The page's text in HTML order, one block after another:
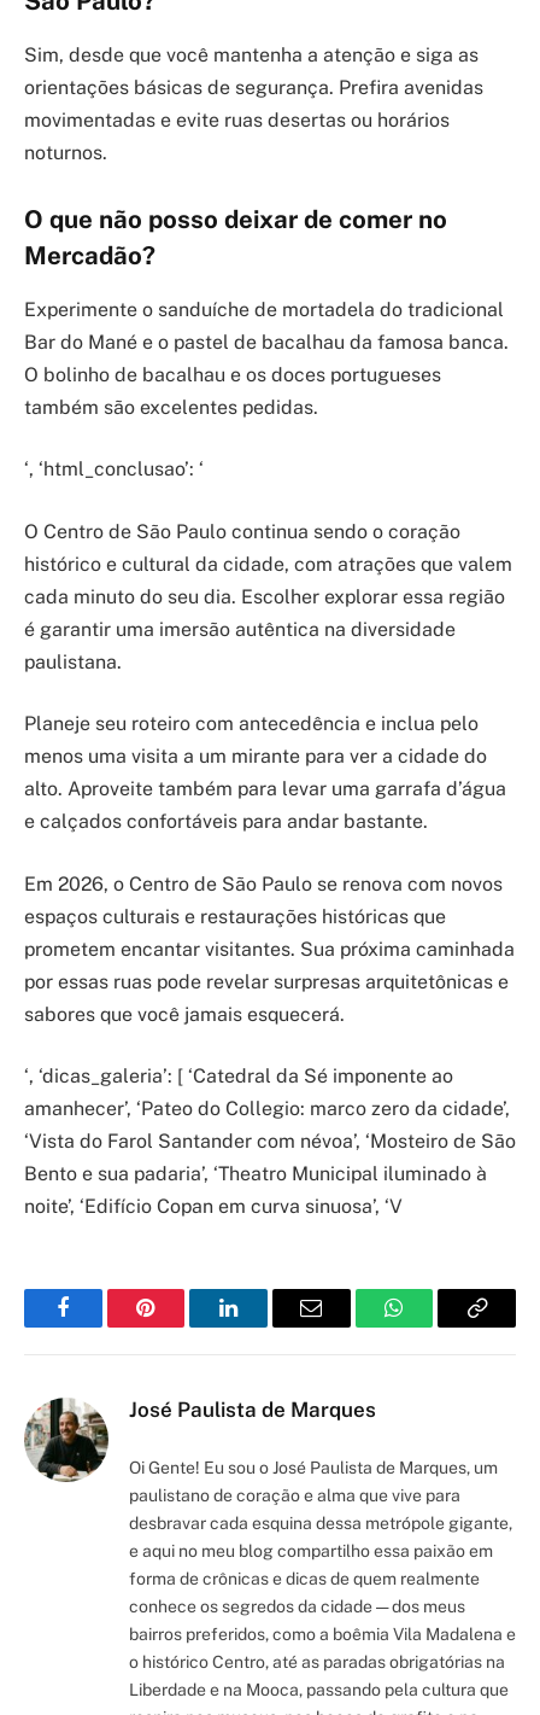
Sim, desde que você mantenha a atenção e siga as
orientações básicas de segurança. Prefira avenidas
movimentadas e evite ruas desertas ou horários
noturnos.
O que não posso deixar de comer no
Mercadão?
Experimente o sanduíche de mortadela do tradicional
Bar do Mané e o pastel de bacalhau da famosa banca.
O bolinho de bacalhau e os doces portugueses
também são excelentes pedidas.
‘, ‘html_conclusao’: ‘
O Centro de São Paulo continua sendo o coração
histórico e cultural da cidade, com atrações que valem
cada minuto do seu dia. Escolher explorar essa região
é garantir uma imersão autêntica na diversidade
paulistana.
Planeje seu roteiro com antecedência e inclua pelo
menos uma visita a um mirante para ver a cidade do
alto. Aproveite também para levar uma garrafa d’água
e calçados confortáveis para andar bastante.
Em 2026, o Centro de São Paulo se renova com novos
espaços culturais e restaurações históricas que
prometem encantar visitantes. Sua próxima caminhada
por essas ruas pode revelar surpresas arquitetônicas e
sabores que você jamais esquecerá.
‘, ‘dicas_galeria’: [ ‘Catedral da Sé imponente ao
amanhecer’, ‘Pateo do Collegio: marco zero da cidade’,
‘Vista do Farol Santander com névoa’, ‘Mosteiro de São
Bento e sua padaria’, ‘Theatro Municipal iluminado à
noite’, ‘Edifício Copan em curva sinuosa’, ‘V
FacebookPinterest LinkedInEmail WhatsAppCopy
José Paulista de Marques
Oi Gente! Eu sou o José Paulista de Marques, um
paulistano de coração e alma que vive para
desbravar cada esquina dessa metrópole gigante,
e aqui no meu blog compartilho essa paixão em
forma de crônicas e dicas de quem realmente
conhece os segredos da cidade — dos meus
bairros preferidos, como a boêmia Vila Madalena e
o histórico Centro, até as paradas obrigatórias na
Liberdade e na Mooca, passando pela cultura que